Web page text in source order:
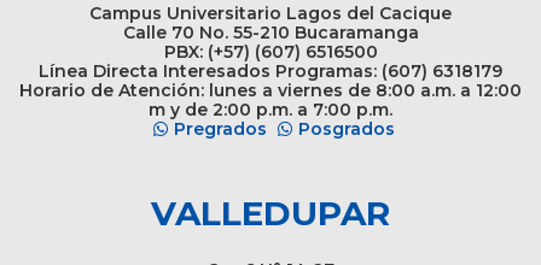
Campus Universitario Lagos del Cacique
Calle 70 No. 55-210 Bucaramanga
PBX: (+57) (607) 6516500
Línea Directa Interesados Programas: (607) 6318179
Horario de Atención: lunes a viernes de 8:00 a.m. a 12:00
m y de 2:00 p.m. a 7:00 p.m.
Pregrados
Posgrados
VALLEDUPAR